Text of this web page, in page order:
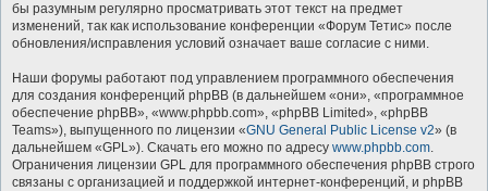
бы разумным регулярно просматривать этот текст на предмет
изменений, так как использование конференции «Форум Тетис» после
обновления/исправления условий означает ваше согласие с ними.
Наши форумы работают под управлением программного обеспечения
для создания конференций phpBB (в дальнейшем «они», «программное
обеспечение phpBB», «www.phpbb.com», «phpBB Limited», «phpBB
Teams»), выпущенного по лицензии «GNU General Public License v2» (в
дальнейшем «GPL»). Скачать его можно по адресу www.phpbb.com.
Ограничения лицензии GPL для программного обеспечения phpBB строго
связаны с организацией и поддержкой интернет-конференций, и phpBB